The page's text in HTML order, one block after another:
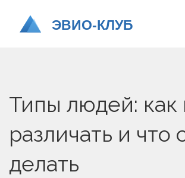
Типы людей: как
различать и что
делать